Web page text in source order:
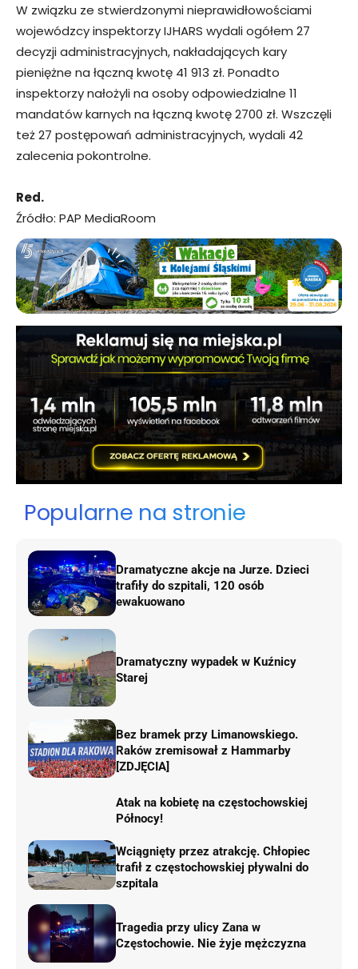
W związku ze stwierdzonymi nieprawidłowościami
wojewódzcy inspektorzy IJHARS wydali ogółem 27
decyzji administracyjnych, nakładających kary
pieniężne na łączną kwotę 41 913 zł. Ponadto
inspektorzy nałożyli na osoby odpowiedzialne 11
mandatów karnych na łączną kwotę 2700 zł. Wszczęli
też 27 postępowań administracyjnych, wydali 42
zalecenia pokontrolne.
Red.
Źródło: PAP MediaRoom
Popularne na stronie
Dramatyczne akcje na Jurze. Dzieci
trafiły do szpitali, 120 osób
ewakuowano
Dramatyczny wypadek w Kuźnicy
Starej
Bez bramek przy Limanowskiego.
Raków zremisował z Hammarby
[ZDJĘCIA]
Atak na kobietę na częstochowskiej
Północy!
Wciągnięty przez atrakcję. Chłopiec
trafił z częstochowskiej pływalni do
szpitala
Tragedia przy ulicy Zana w
Częstochowie. Nie żyje mężczyzna